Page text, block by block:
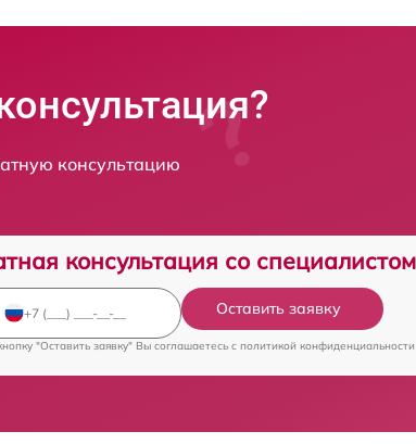
консультацию
консультация со специалистом
Оставить заявку
"Оставить заявку" Вы соглашаетесь c политикой конфиденциальности